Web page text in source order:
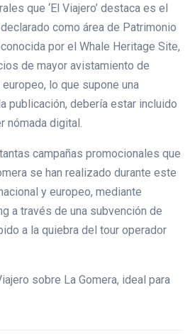
que ‘El Viajero’ destaca es el
como área de Patrimonio
por el Whale Heritage Site,
de mayor avistamiento de
lo que supone una
publicación, debería estar incluido
nómada digital.
campañas promocionales que
se han realizado durante este
y europeo, mediante
a través de una subvención de
a la quiebra del tour operador
sobre La Gomera, ideal para